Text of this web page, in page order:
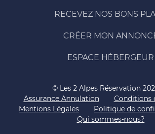
RECEVEZ NOS BONS
CRÉER MON
ESPACE HÉBERGEUR
© Les 2 Alpes Réservation
Assurance Annulation
Conditions
Mentions Légales
Politique de
Qui sommes-nous?